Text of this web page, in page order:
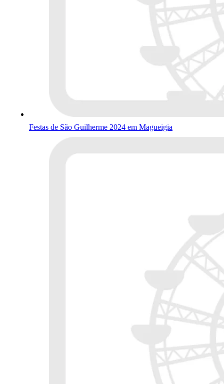
Festas de São Guilherme 2024 em Magueigia